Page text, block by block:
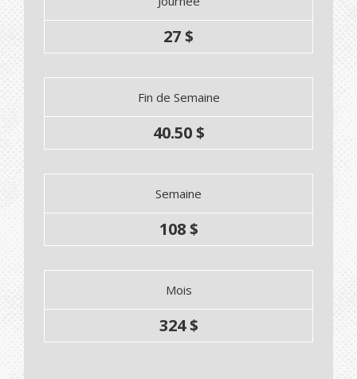
27 $
Fin de Semaine
40.50 $
Semaine
108 $
Mois
324 $